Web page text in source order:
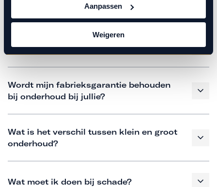
Aanpassen
Weigeren
auto nodig heeft en wanneer?
Is vervangend vervoer mogelijk?
Wordt mijn fabrieksgarantie behouden
bij onderhoud bij jullie?
Wat is het verschil tussen klein en groot
onderhoud?
Wat moet ik doen bij schade?